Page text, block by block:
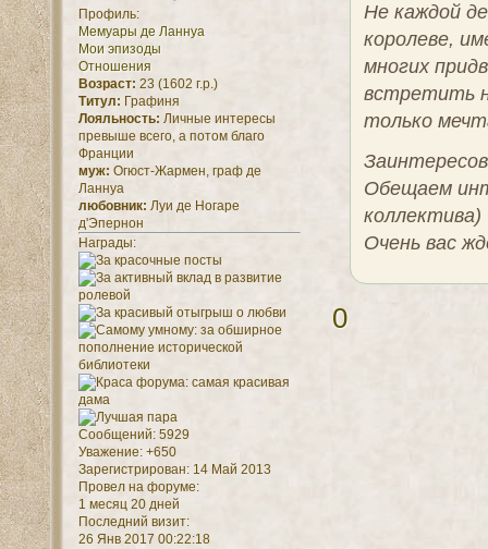
Профиль:
Мемуары де Ланнуа
Мои эпизоды
Отношения
Возраст: 23 (1602 г.р.)
Титул: Графиня
Лояльность: Личные интересы
превыше всего, а потом благо
Франции
муж: Огюст-Жармен, граф де
Ланнуа
любовник: Луи де Ногаре
д'Эпернон
Награды:
Сообщений:5929
Уважение: +650
Зарегистрирован: 14 Май 2013
Провел на форуме:
1 месяц 20 дней
Последний визит:
26 Янв 2017 00:22:18
Не каждой
королеве,
многих
встретить
только
Обещаем
коллектива)
Очень вас
0